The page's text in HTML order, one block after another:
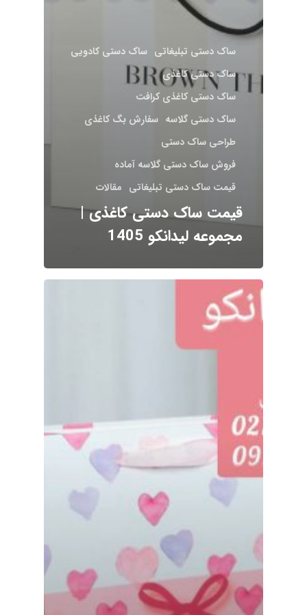
ساک دستی تبلیغاتی ساک دستی کادویی
ساک دستی کاغذی
ساک دستی کاغذی کرافت
ساک دستی گلاسه سفارش بگ کاغذی
طراحی ساک دستی
فروش ساک دستی گلاسه آماده
قیمت ساک دستی تبلیغاتی مقالات
قیمت ساک دستی کاغذی |
مجموعه لیدانکو 1405